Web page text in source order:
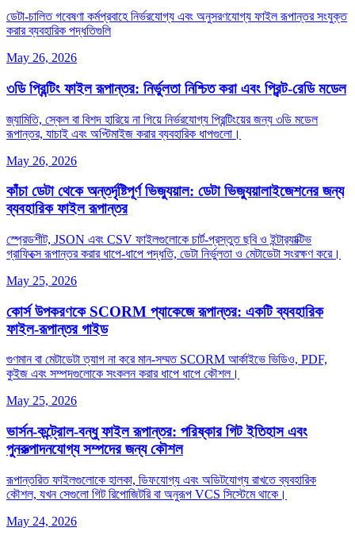
ডেটা‑চালিত গবেষণা কর্মপ্রবাহে নির্ভরযোগ্য এবং অনুসরণযোগ্য ফাইল রূপান্তর সংযুক্ত
করার ব্যবহারিক পদ্ধতিগুলি
May 26, 2026
৩ডি প্রিন্টিং ফাইল রূপান্তর: নির্ভুলতা নিশ্চিত করা এবং প্রিন্ট‑রেডি মডেল
জ্যামিতি, স্কেল বা বিশদ হারিয়ে না গিয়ে নির্ভরযোগ্য প্রিন্টিংয়ের জন্য ৩ডি মডেল
রূপান্তর, যাচাই এবং অপ্টিমাইজ করার ব্যবহারিক ধাপগুলো।
May 26, 2026
কাঁচা ডেটা থেকে অন্তর্দৃষ্টিপূর্ণ ভিজ্যুয়াল: ডেটা ভিজ্যুয়ালাইজেশনের জন্য
ব্যবহারিক ফাইল রূপান্তর
স্প্রেডশীট, JSON এবং CSV ফাইলগুলোকে চার্ট‑প্রস্তুত ছবি ও ইন্টার‌্যাক্টিভ
গ্রাফিক্সে রূপান্তর করার ধাপে‑ধাপে পদ্ধতি, ডেটা নির্ভুলতা ও মেটাডেটা সংরক্ষণ করে।
May 25, 2026
কোর্স উপকরণকে SCORM প্যাকেজে রূপান্তর: একটি ব্যবহারিক
ফাইল‑রূপান্তর গাইড
গুণমান বা মেটাডেটা ত্যাগ না করে মান‑সম্মত SCORM আর্কাইভে ভিডিও, PDF,
কুইজ এবং সম্পদগুলোকে সংকলন করার ধাপে ধাপে কৌশল।
May 25, 2026
ভার্সন‑কন্ট্রোল‑বন্ধু ফাইল রূপান্তর: পরিষ্কার গিট ইতিহাস এবং
পুনরুত্পাদনযোগ্য সম্পদের জন্য কৌশল
রূপান্তরিত ফাইলগুলোকে হালকা, ডিফযোগ্য এবং অডিটযোগ্য রাখতে ব্যবহারিক
কৌশল, যখন সেগুলো গিট রিপোজিটরি বা অনুরূপ VCS সিস্টেমে থাকে।
May 24, 2026